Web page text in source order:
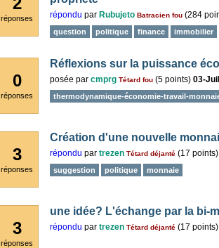
réponses répondu par Rubujeto Batracien fou (284
question politique finance immobilier
0
réponses
Réflexions sur la puissance
posée par cmprg Tétard fou (5 points) 03-
thermodynamique-économie-travail-
3
réponses
Création d'une nouvelle
répondu par trezen Tétard déjanté (17 points)
suggestion politique monnaie
3
réponses
une idée? L'échange par la bi-
répondu par trezen Tétard déjanté (17 points)